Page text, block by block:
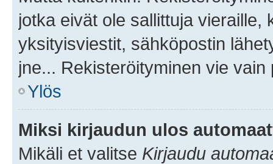
jotka eivät ole sallittuja vieraille,
yksityisviestit, sähköpostin
jne... Rekisteröityminen vie
Ylös
Miksi kirjaudun ulos
Mikäli et valitse Kirjaudu